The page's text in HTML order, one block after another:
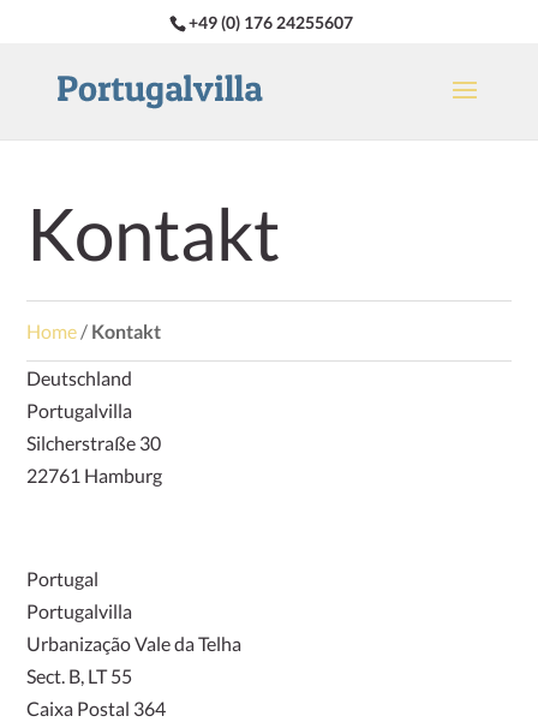
+49 (0) 176 24255607
Kontakt
Home/ Kontakt
Deutschland
Portugalvilla
Silcherstraße 30
22761 Hamburg
Portugal
Portugalvilla
Urbanização Vale da Telha
Sect. B, LT 55
Caixa Postal 364